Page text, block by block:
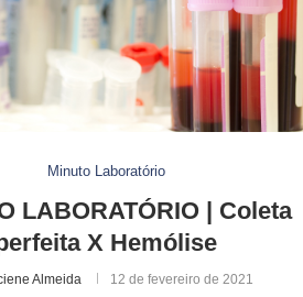
Minuto Laboratório
LABORATÓRIO | Coleta
X Hemólise
Almeida 12 de fevereiro de 2021